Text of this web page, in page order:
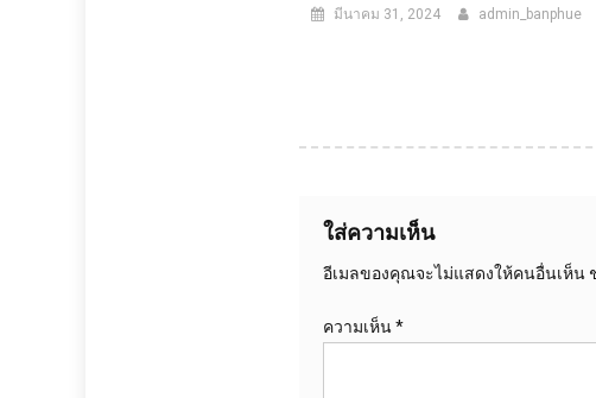
มีนาคม 31, 2024 admin_banphue
ใส่ความเห็น
อีเมลของคุณจะไม่แสดงให้คนอื่นเห็น
ความเห็น*